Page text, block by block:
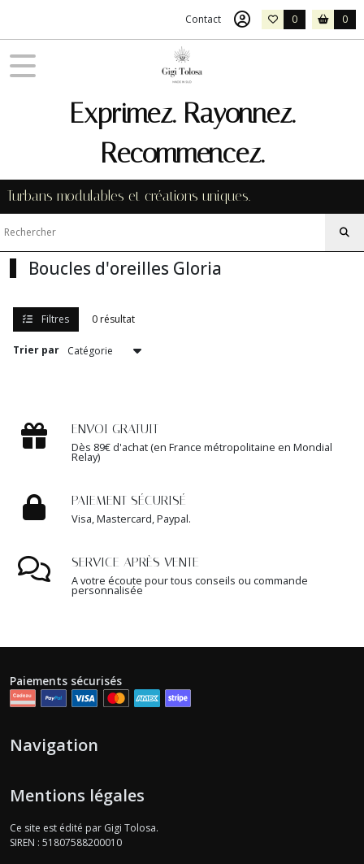
Contact 0 0
Exprimez. Rayonnez.
Recommencez.
Turbans modulables et créations uniques.
Boucles d'oreilles Gloria
Filtres 0 résultat
Trier par
ENVOI GRATUIT
Dès 89€ d'achat (en France métropolitaine en Mondial
Relay)
PAIEMENT SÉCURISÉ
Visa, Mastercard, Paypal.
SERVICE APRÈS VENTE
A votre écoute pour tous conseils ou commande
personnalisée
FILTRES
Afficher
les
résultats
Paiements sécurisés
Navigation
Mentions légales
Ce site est édité par Gigi Tolosa.
SIREN : 51807588200010